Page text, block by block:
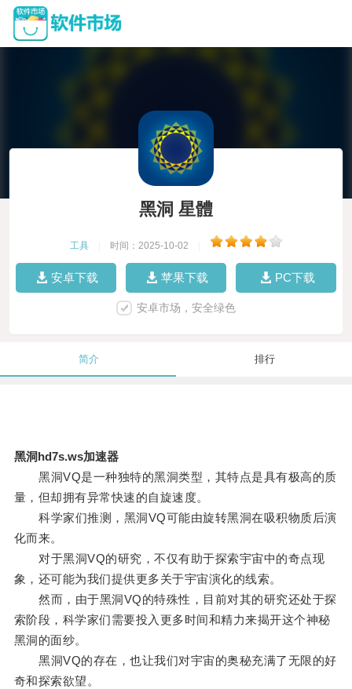
黑洞 星體
工具 时间：2025-10-02
安卓下载 苹果下载 PC下载
安卓市场，安全绿色
简介 排行
黑洞hd7s.ws加速器
黑洞VQ是一种独特的黑洞类型，其特点是具有极高的质
量，但却拥有异常快速的自旋速度。
科学家们推测，黑洞VQ可能由旋转黑洞在吸积物质后演
化而来。
对于黑洞VQ的研究，不仅有助于探索宇宙中的奇点现
象，还可能为我们提供更多关于宇宙演化的线索。
然而，由于黑洞VQ的特殊性，目前对其的研究还处于探
索阶段，科学家们需要投入更多时间和精力来揭开这个神秘
黑洞的面纱。
黑洞VQ的存在，也让我们对宇宙的奥秘充满了无限的好
奇和探索欲望。